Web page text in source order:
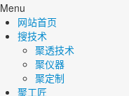
Menu
网站首页
搜技术
聚透技术
聚仪器
聚定制
聚工匠